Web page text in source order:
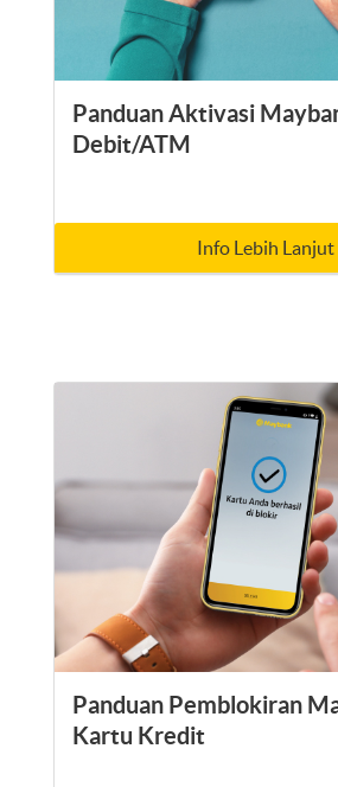
Panduan Aktivasi
Debit/ATM
Info Lebih Lanjut
Panduan Pemblokiran
Kartu Kredit